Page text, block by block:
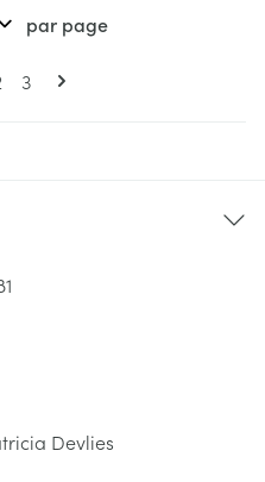
lisez actuellement la page
Page
3
par page
Devlies